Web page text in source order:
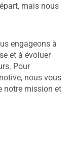
mais nous
engageons à
et à évoluer
Pour
nous vous
notre mission et